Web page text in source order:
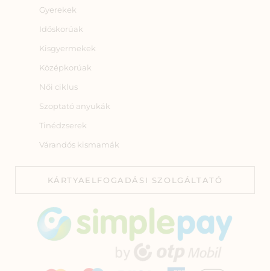
Gyerekek
Időskorúak
Kisgyermekek
Középkorúak
Női ciklus
Szoptató anyukák
Tinédzserek
Várandós kismamák
KÁRTYAELFOGADÁSI SZOLGÁLTATÓ